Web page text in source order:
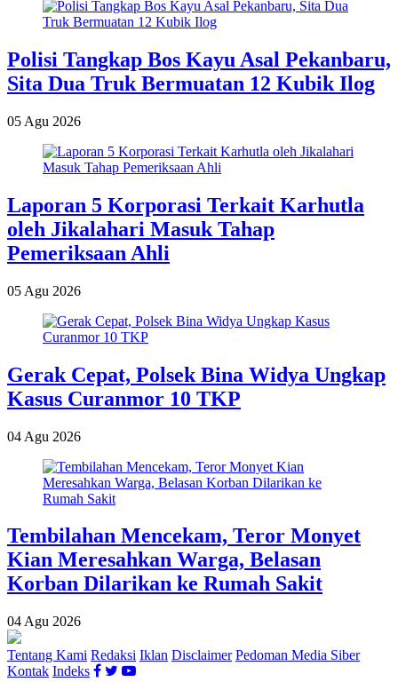
Polisi Tangkap Bos Kayu Asal Pekanbaru,
Sita Dua Truk Bermuatan 12 Kubik Ilog
05 Agu 2026
Laporan 5 Korporasi Terkait Karhutla
oleh Jikalahari Masuk Tahap
Pemeriksaan Ahli
05 Agu 2026
Gerak Cepat, Polsek Bina Widya Ungkap
Kasus Curanmor 10 TKP
04 Agu 2026
Tembilahan Mencekam, Teror Monyet
Kian Meresahkan Warga, Belasan
Korban Dilarikan ke Rumah Sakit
04 Agu 2026
Tentang Kami Redaksi Iklan Disclaimer Pedoman Media Siber
Kontak Indeks